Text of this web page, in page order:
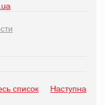
список Наступна